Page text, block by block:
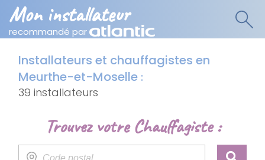
Mon installateur
recommandé par
Installateurs et chauffagistes en
Meurthe-et-Moselle :
39 installateurs
Trouvez votre Chauffagiste :